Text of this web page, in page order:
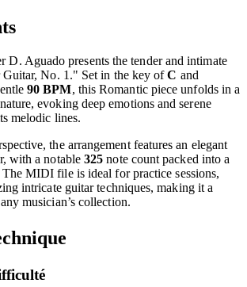
D. Aguado presents the tender and intimate
Guitar, No. 1." Set in the key ofC and
90 BPM, this Romantic piece unfolds in a
evoking deep emotions and serene
melodic lines.
the arrangement features an elegant
with a notable325note count packed into a
MIDI file is ideal for practice sessions,
intricate guitar techniques, making it a
musician’s collection.